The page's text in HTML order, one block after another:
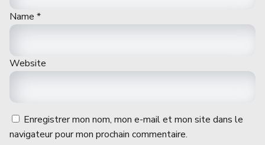
Name *
Website
Enregistrer mon nom, mon e-mail et mon site dans le
navigateur pour mon prochain commentaire.